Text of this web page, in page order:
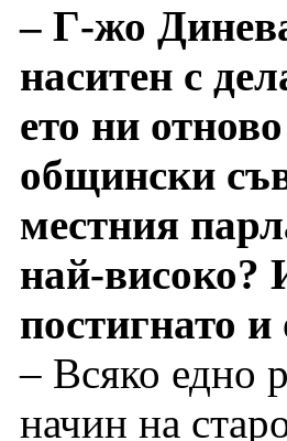
– Г-жо
наситен с
ето ни
общински
местния
най-високо?
постигнато
– Всяко едно
начин на